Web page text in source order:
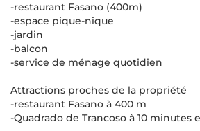
-restaurant Fasano (400m)
-espace pique-nique
-jardin
-balcon
-service de ménage quotidien
Attractions proches de la propriété
-restaurant Fasano à 400 m
-Quadrado de Trancoso à 10 minutes